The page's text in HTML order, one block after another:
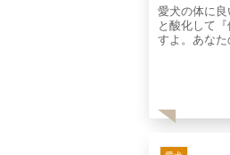
愛犬の体に
と酸化して
すよ。あなた